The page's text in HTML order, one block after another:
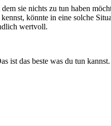
sie nichts zu tun haben
könnte in eine solche
wertvoll.
ist das beste was du tun kannst.